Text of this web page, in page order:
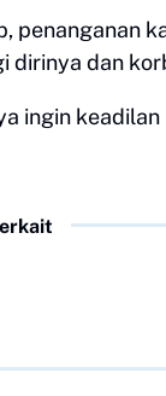
penanganan
dirinya dan
ingin